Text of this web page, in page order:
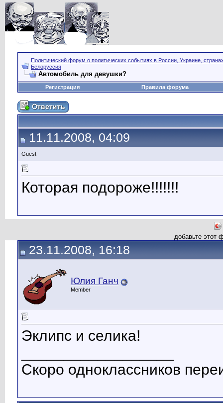
Политический форум о политических событиях в России, Украине,
Белоруссия
Автомобиль для девушки?
Регистрация Правила форума
11.11.2008, 04:09
Guest
Которая подороже!!!!!!!
добавьте этот
23.11.2008, 16:18
Юлия Ганч
Member
Эклипс и селика!
Скоро одноклассников